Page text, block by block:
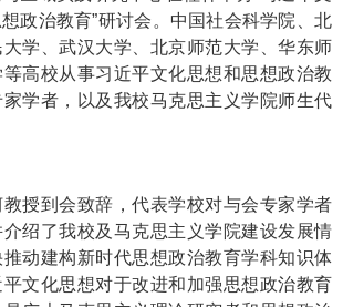
政治教育”研讨会。中国社会科学院、北
学、武汉大学、北京师范大学、华东师
高校从事习近平文化思想和思想政治教
学者，以及我校马克思主义学院师生代
授到会致辞，代表学校对与会专家学者
绍了我校及马克思主义学院建设发展情
动建构新时代思想政治教育学科知识体
文化思想对于改进和加强思想政治教育